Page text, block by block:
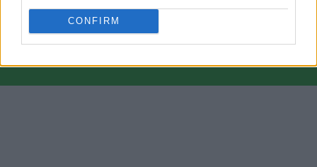
CONFIRM
proprietà di Napoli Magazine.